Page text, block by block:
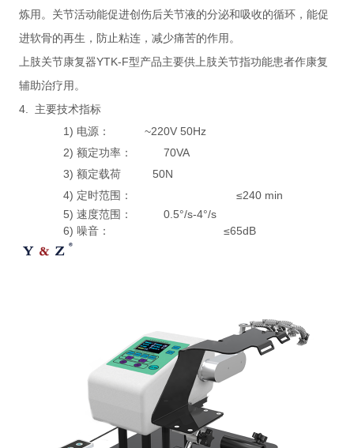
炼用。关节活动能促进创伤后关节液的分泌和吸收的循环，能促
进软骨的再生，防止粘连，减少痛苦的作用。
上肢关节康复器YTK-F型产品主要供上肢关节指功能患者作康复
辅助治疗用。
4. 主要技术指标
1) 电源： ~220V 50Hz
2) 额定功率： 70VA
3) 额定载荷 50N
4) 定时范围： ≤240 min
5) 速度范围： 0.5°/s-4°/s
6) 噪音： ≤65dB